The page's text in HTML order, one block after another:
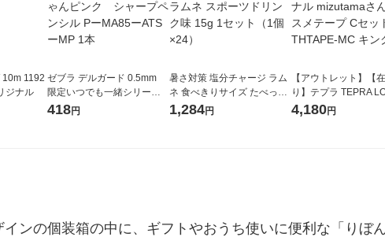
10m 1192
ジナル
ゼブラ デルガード 0.5mm
限定いつでも一緒シリー
ズ にゃんにゃんピンク
418円
暑さ対策 塩分チャージ ラム
ネ 食べきりサイズ たべっ子
どうぶつ 塩ラムネ スポーツ
ドリンク味 15g 1セット（1
1,284円
【アウトレット】【
り】テプラ TEPRA
Oオリジナル
オススメテープ Cセッ
4,180円
ンの個装箱の中に、ギフトやおうち使いに便利な「りぼ